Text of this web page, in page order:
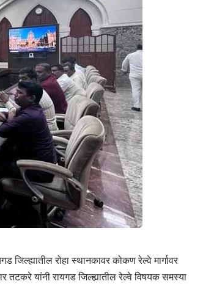
जिल्ह्यातील रोहा स्थानकावर कोकण रेल्वे मार्गावर
तटकरे यांनी रायगड जिल्ह्यातील रेल्वे विषयक समस्या